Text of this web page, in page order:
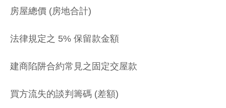
房屋總價 (房地合計)
法律規定之 5% 保留款金額
建商陷阱合約常見之固定交屋款
買方流失的談判籌碼 (差額)